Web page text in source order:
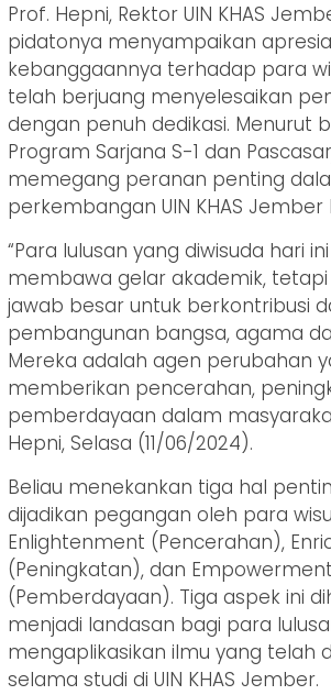
Prof. Hepni, Rektor UIN KHAS
pidatonya menyampaikan
kebanggaannya terhadap para
telah berjuang menyelesaikan
dengan penuh dedikasi. Menurut
Program Sarjana S-1 dan
memegang peranan penting
perkembangan UIN KHAS Jember
“Para lulusan yang diwisuda hari
membawa gelar akademik,
jawab besar untuk berkontribusi
pembangunan bangsa, agama
Mereka adalah agen perubahan
memberikan pencerahan,
pemberdayaan dalam
Hepni, Selasa (11/06/2024).
Beliau menekankan tiga hal
dijadikan pegangan oleh para
Enlightenment (Pencerahan),
(Peningkatan), dan Empowerment
(Pemberdayaan). Tiga aspek ini
menjadi landasan bagi para
mengaplikasikan ilmu yang telah
selama studi di UIN KHAS Jember.